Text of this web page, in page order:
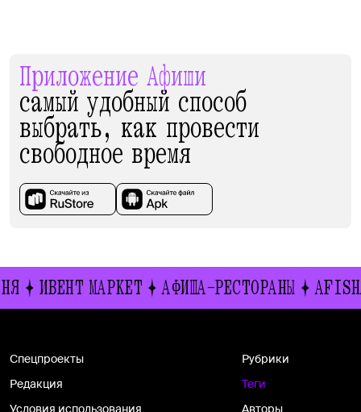
Приложение Афиши
самый удобный способ
выбрать, как провести
свободное время
ИВЕНТ МАРКЕТ АФИША-РЕСТОРАНЫ
Спецпроекты
Редакция
Условия использования
Рубрики
Теги
Авторы